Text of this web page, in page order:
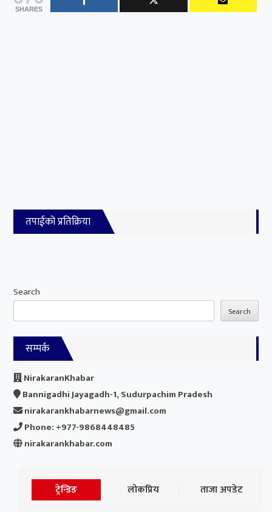
SHARES
तपाईको प्रतिक्रिया
Search
Search
सम्पर्क
NirakaranKhabar
Bannigadhi Jayagadh-1, Sudurpachim Pradesh
nirakarankhabarnews@gmail.com
Phone: +977-9868448485
nirakarankhabar.com
ट्रेन्डिङ लोकप्रिय ताजा अपडेट